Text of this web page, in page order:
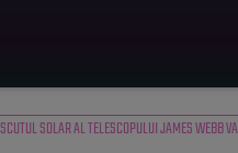
SCUTUL SOLAR AL TELESCOPULUI JAMES WEBB